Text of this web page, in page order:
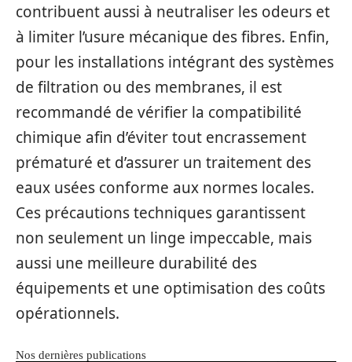
contribuent aussi à neutraliser les odeurs et
à limiter l’usure mécanique des fibres. Enfin,
pour les installations intégrant des systèmes
de filtration ou des membranes, il est
recommandé de vérifier la compatibilité
chimique afin d’éviter tout encrassement
prématuré et d’assurer un traitement des
eaux usées conforme aux normes locales.
Ces précautions techniques garantissent
non seulement un linge impeccable, mais
aussi une meilleure durabilité des
équipements et une optimisation des coûts
opérationnels.
Nos dernières publications